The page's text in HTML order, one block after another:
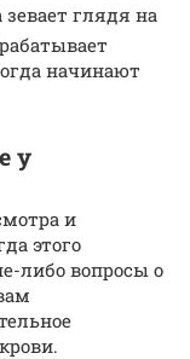
глядя на
начинают
у
и
этого
либо вопросы о